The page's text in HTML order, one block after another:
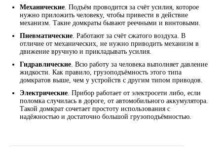
SINTEC
TOTACHI
TOTAL
UNIX
Valvoline
Механические. Подъём проводится за счёт усилия, которое
нужно приложить человеку, чтобы привести в действие
механизм. Такие домкраты бывают реечными и винтовыми.
Пневматические. Работают за счёт сжатого воздуха. В
отличие от механических, не нужно приводить механизм в
движение вручную и прикладывать усилия.
Гидравлические. Всю работу за человека выполняет давление
жидкости. Как правило, грузоподъёмность этого типа
домкратов выше, чем у устройств с другим типом приводов.
Электрические. Прибор работает от электросети либо, если
поломка случилась в дороге, от автомобильного аккумулятора.
Такой домкрат сочетает простоту использования с
надёжностью и достаточно большой грузоподъёмностью.